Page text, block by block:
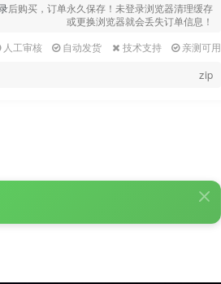
后购买，订单永久保存！未登录浏览器清理缓存
或更换浏览器就会丢失订单信息！
人工审核
自动发货 技术支持 亲测可用
zip